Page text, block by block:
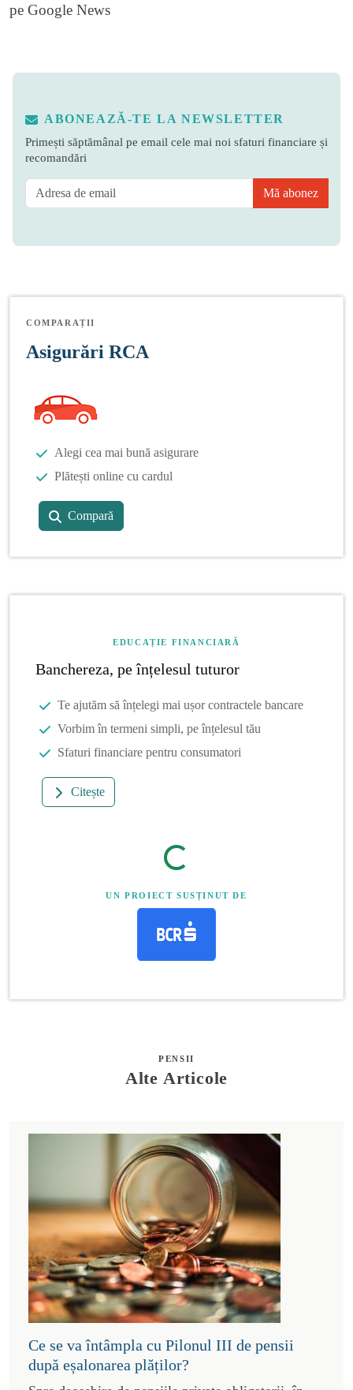
pe Google News
ABONEAZĂ-TE LA NEWSLETTER
Primești săptămânal pe email cele mai noi sfaturi financiare și
recomandări
Mă abonez
COMPARAȚII
Asigurări RCA
Alegi cea mai bună asigurare
Plătești online cu cardul
Compară
EDUCAȚIE FINANCIARĂ
Banchereza, pe înțelesul tuturor
Te ajutăm să înțelegi mai ușor contractele bancare
Vorbim în termeni simpli, pe înțelesul tău
Sfaturi financiare pentru consumatori
Citește
UN PROIECT SUSȚINUT DE
PENSII
Alte Articole
Ce se va întâmpla cu Pilonul III de pensii
după eșalonarea plăților?